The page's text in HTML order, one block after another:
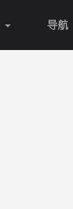
导航